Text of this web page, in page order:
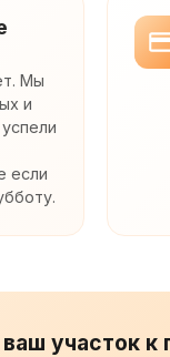
Мы
и
если
участок